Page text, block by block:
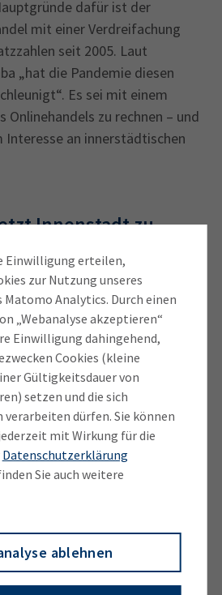
Einwilligung erteilen,
zur Nutzung unseres
Matomo Analytics. Durch einen
„Webanalyse akzeptieren“
Einwilligung dahingehend,
Cookies (kleine
Gültigkeitsdauer von
setzen und die sich
verarbeiten dürfen. Sie können
mit Wirkung für die
Datenschutzerklärung
Sie auch weitere
ablehnen
dafür ist der
mit einer Verdreifachung
seit 2005. Laut
„hat die Pandemie diesen
Es sei mit einem
Onlinehandels zu rechnen – und
an innerstädtischen
Innenstadt zu
den Innenstädten zu: die
und die Fachmärkte auf der
aus einem großen
moderaten Mietniveau
guten Kosten-Umsatz-
einer hohen Nachfrage.
sich in den Mietpreisen, die
und 2023 im Schnitt um 20
Jedoch haben sie sich je nach
entwickelt. In Rosenheim
In München steigen sie noch.
sind auch in der